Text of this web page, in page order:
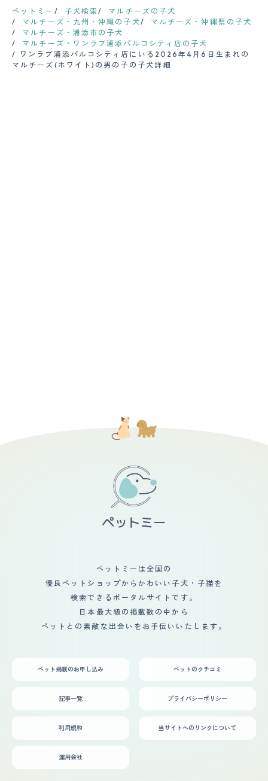
ペットミー 子犬検索
マルチーズの子犬
マルチーズ・九州・沖縄の子犬
マルチーズ・沖縄県の子犬
マルチーズ・浦添市の子犬
マルチーズ・ワンラブ浦添パルコシティ店の子犬
ワンラブ浦添パルコシティ店にいる2026年4月6日生まれの
マルチーズ(ホワイト)の男の子の子犬詳細
ペットミーは全国の
優良ペットショップからかわいい子犬・子猫を
検索できるポータルサイトです。
日本最大級の掲載数の中から
ペットとの素敵な出会いをお手伝いいたします。
ペット掲載のお申し込み ペットのクチコミ
記事一覧 プライバシーポリシー
利用規約 当サイトへのリンクについて
運用会社